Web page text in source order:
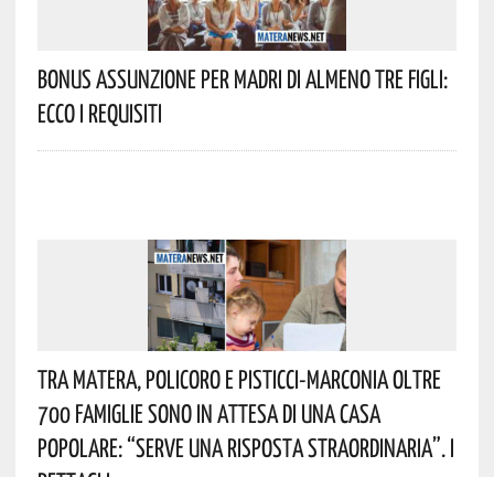
Bonus Assunzione Per Madri Di Almeno Tre Figli:
Ecco I Requisiti
Tra Matera, Policoro E Pisticci-Marconia Oltre
700 Famiglie Sono In Attesa Di Una Casa
Popolare: “serve Una Risposta Straordinaria”. I